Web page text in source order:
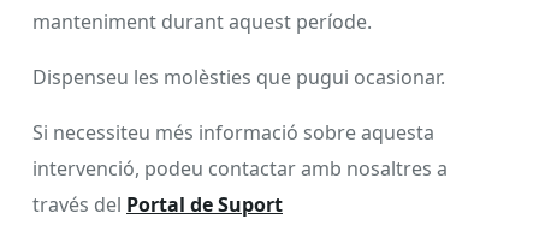
manteniment durant aquest període.
Dispenseu les molèsties que pugui ocasionar.
Si necessiteu més informació sobre aquesta
intervenció, podeu contactar amb nosaltres a
través del Portal de Suport